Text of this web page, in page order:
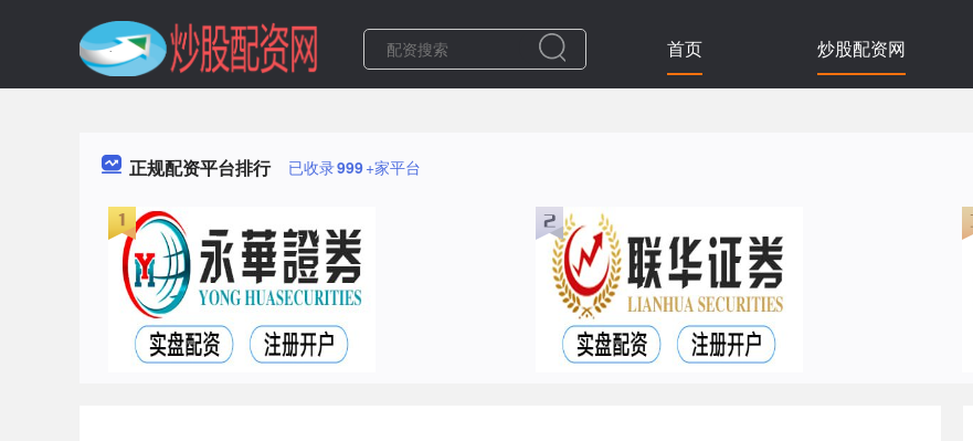
首页 炒股配资网
正规配资平台排行 已收录999+家平台